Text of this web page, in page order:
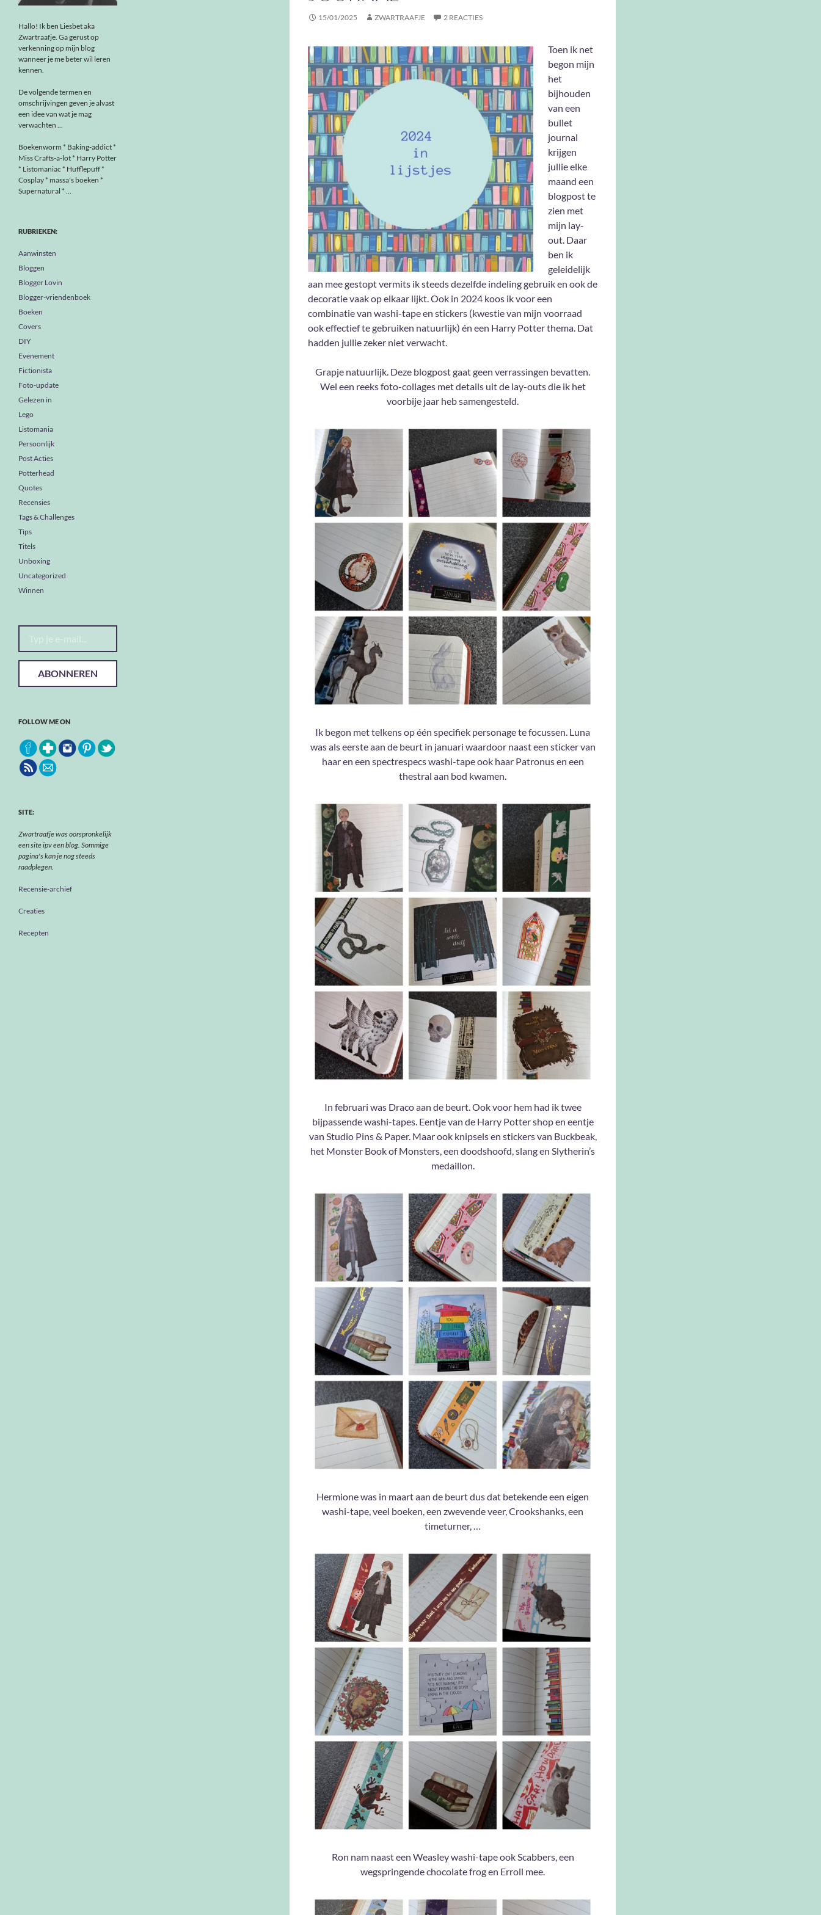
15/01/2025 ZWARTRAAFJE 2 REACTIES
Toen ik net
begon mijn
het
bijhouden
van een
bullet
journal
krijgen
jullie elke
maand een
blogpost te
zien met
mijn lay-
out. Daar
ben ik
geleidelijk
aan mee gestopt vermits ik steeds dezelfde indeling gebruik en ook de
decoratie vaak op elkaar lijkt. Ook in 2024 koos ik voor een
combinatie van washi-tape en stickers (kwestie van mijn voorraad
ook effectief te gebruiken natuurlijk) én een Harry Potter thema. Dat
hadden jullie zeker niet verwacht.
Grapje natuurlijk. Deze blogpost gaat geen verrassingen bevatten.
Wel een reeks foto-collages met details uit de lay-outs die ik het
voorbije jaar heb samengesteld.
Ik begon met telkens op één specifiek personage te focussen. Luna
was als eerste aan de beurt in januari waardoor naast een sticker van
haar en een spectrespecs washi-tape ook haar Patronus en een
thestral aan bod kwamen.
In februari was Draco aan de beurt. Ook voor hem had ik twee
bijpassende washi-tapes. Eentje van de Harry Potter shop en eentje
van Studio Pins & Paper. Maar ook knipsels en stickers van Buckbeak,
het Monster Book of Monsters, een doodshoofd, slang en Slytherin’s
medaillon.
Hermione was in maart aan de beurt dus dat betekende een eigen
washi-tape, veel boeken, een zwevende veer, Crookshanks, een
timeturner, …
Ron nam naast een Weasley washi-tape ook Scabbers, een
wegspringende chocolate frog en Erroll mee.
Hallo! Ik ben Liesbet aka
Zwartraafje. Ga gerust op
verkenning op mijn blog
wanneer je me beter wil leren
kennen.
De volgende termen en
omschrijvingen geven je alvast
een idee van wat je mag
verwachten ...
Boekenworm * Baking-addict *
Miss Crafts-a-lot * Harry Potter
* Listomaniac * Hufflepuff *
Cosplay * massa's boeken *
Supernatural * ...
RUBRIEKEN:
Aanwinsten
Bloggen
Blogger Lovin
Blogger-vriendenboek
Boeken
Covers
DIY
Evenement
Fictionista
Foto-update
Gelezen in
Lego
Listomania
Persoonlijk
Post Acties
Potterhead
Quotes
Recensies
Tags & Challenges
Tips
Titels
Unboxing
Uncategorized
Winnen
Typ je e-mail...
ABONNEREN
FOLLOW ME ON
SITE:
Zwartraafje was oorspronkelijk
een site ipv een blog. Sommige
pagina's kan je nog steeds
raadplegen.
Recensie-archief
Creaties
Recepten